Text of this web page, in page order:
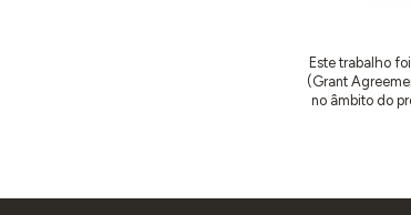
Este trabalho
(Grant
no âmbito do